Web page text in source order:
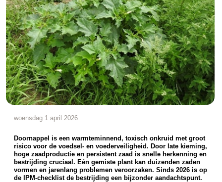
woensdag 1 april 2026
Doornappel is een warmteminnend, toxisch onkruid met groot
risico voor de voedsel- en voederveiligheid. Door late kieming,
hoge zaadproductie en persistent zaad is snelle herkenning en
bestrijding cruciaal. Eén gemiste plant kan duizenden zaden
vormen en jarenlang problemen veroorzaken. Sinds 2026 is op
de IPM-checklist de bestrijding een bijzonder aandachtspunt.